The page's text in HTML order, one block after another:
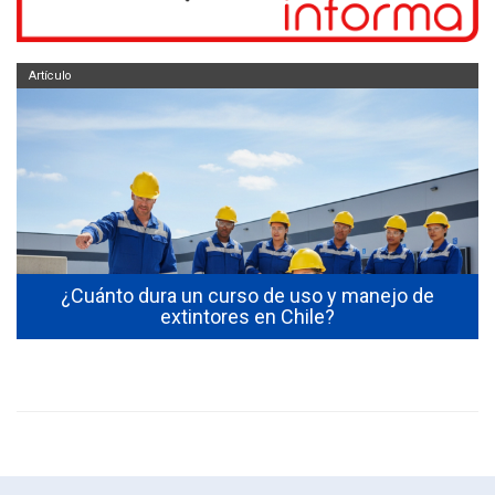
¿Cuánto dura un curso de uso y manejo de
extintores en Chile?
Artículo